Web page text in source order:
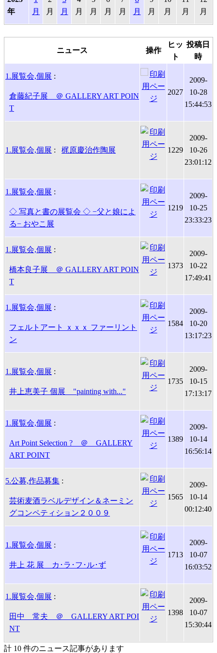
年
月
月
月
月
月
月
月
月
月
月
月
月
ニュース 操作
ヒッ
ト
投稿日
時
1.展覧会,個展 :
倉藤紀子展 ＠ GALLERY ART POIN
T
2027
2009-
10-28
15:44:53
1.展覧会,個展 : 梶原慶治作陶展 1229
2009-
10-26
23:01:12
1.展覧会,個展 :
◇ 写真と書の展覧会 ◇ −父と娘によ
る− おやこ展
1219
2009-
10-25
23:33:23
1.展覧会,個展 :
橋本良子展 ＠ GALLERY ART POIN
T
1373
2009-
10-22
17:49:41
1.展覧会,個展 :
フェルトアート ｘｘｘ ファーリント
ン
1584
2009-
10-20
13:17:23
1.展覧会,個展 :
井上恵美子 個展 "painting with..."
1735
2009-
10-15
17:13:17
1.展覧会,個展 :
Art Point Selection ? ＠ GALLERY
ART POINT
1389
2009-
10-14
16:56:14
5.公募,作品募集 :
芸術麦酒ラベルデザイン＆ネーミン
グコンペティション２００９
1565
2009-
10-14
00:12:40
1.展覧会,個展 :
井上 花 展 カ･ラ･フ･ル･ず
1713
2009-
10-07
16:03:52
1.展覧会,個展 :
田中 常夫 ＠ GALLERY ART POI
NT
1398
2009-
10-07
15:30:44
計 10 件のニュース記事があります